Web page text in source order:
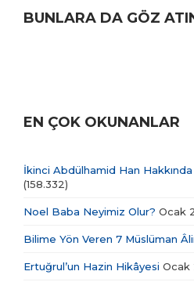
BUNLARA DA GÖZ
EN ÇOK OKUNANLAR
İkinci Abdülhamid Han
(158.332)
Noel Baba Neyimiz Olur? Ocak
Bilime Yön Veren 7 Müslüman
Ertuğrul’un Hazin Hikâyesi Ocak